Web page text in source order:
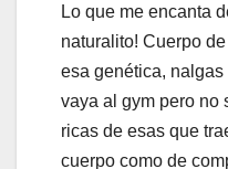
Lo que me encanta
naturalito! Cuerpo
esa genética,
vaya al gym pero no
ricas de esas que
cuerpo como de